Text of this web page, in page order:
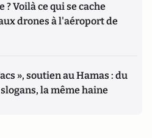
? Voilà ce qui se cache
drones à l'aéroport de
», soutien au Hamas : du
la même haine